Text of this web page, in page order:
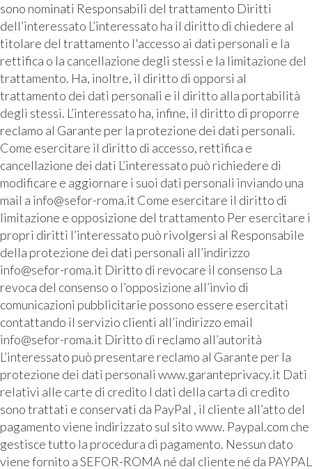
sono nominati Responsabili del trattamento Diritti
dell’interessato L’interessato ha il diritto di chiedere al
titolare del trattamento l'accesso ai dati personali e la
rettifica o la cancellazione degli stessi e la limitazione del
trattamento. Ha, inoltre, il diritto di opporsi al
trattamento dei dati personali e il diritto alla portabilità
degli stessi. L’interessato ha, infine, il diritto di proporre
reclamo al Garante per la protezione dei dati personali.
Come esercitare il diritto di accesso, rettifica e
cancellazione dei dati L’interessato può richiedere di
modificare e aggiornare i suoi dati personali inviando una
mail a info@sefor-roma.it Come esercitare il diritto di
limitazione e opposizione del trattamento Per esercitare i
propri diritti l’interessato può rivolgersi al Responsabile
della protezione dei dati personali all’indirizzo
info@sefor-roma.it Diritto di revocare il consenso La
revoca del consenso o l’opposizione all’invio di
comunicazioni pubblicitarie possono essere esercitati
contattando il servizio clienti all’indirizzo email
info@sefor-roma.it Diritto di reclamo all’autorità
L’interessato può presentare reclamo al Garante per la
protezione dei dati personali www.garanteprivacy.it Dati
relativi alle carte di credito I dati della carta di credito
sono trattati e conservati da PayPal , il cliente all’atto del
pagamento viene indirizzato sul sito www. Paypal.com che
gestisce tutto la procedura di pagamento. Nessun dato
viene fornito a SEFOR-ROMA né dal cliente né da PAYPAL